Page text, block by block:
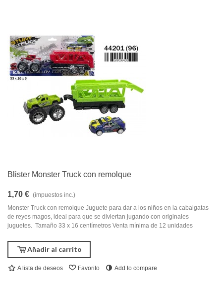
Blister Monster Truck con remolque
1,70 € (impuestos inc.)
Monster Truck con remolque Juguete para dar a los niños en la cabalgatas
de reyes magos, ideal para que se diviertan jugando con originales
juguetes. Tamaño 33 x 16 centímetros Venta mínima de 12 unidades
Añadir al carrito
A lista de deseos Favorito Add to compare